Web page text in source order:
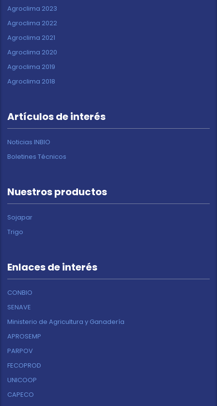
Agroclima 2023
Agroclima 2022
Agroclima 2021
Agroclima 2020
Agroclima 2019
Agroclima 2018
Artículos de interés
Noticias INBIO
Boletines Técnicos
Nuestros productos
Sojapar
Trigo
Enlaces de interés
CONBIO
SENAVE
Ministerio de Agricultura y Ganadería
APROSEMP
PARPOV
FECOPROD
UNICOOP
CAPECO